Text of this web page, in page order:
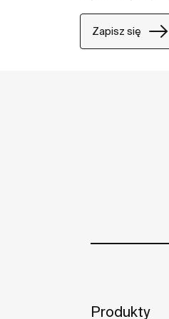
Zapisz się
Produkty